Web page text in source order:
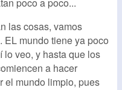
poco a poco...
las cosas, vamos
mundo tiene ya poco
lo veo, y hasta que los
a hacer
el mundo limpio, pues